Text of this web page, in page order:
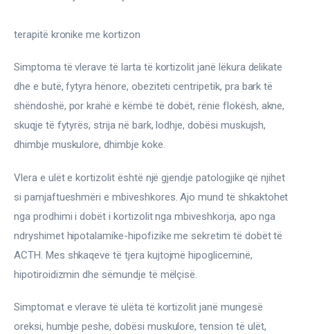
terapitë kronike me kortizon
Simptoma të vlerave të larta të kortizolit janë lëkura delikate
dhe e butë, fytyra hënore, obeziteti centripetik, pra bark të
shëndoshë, por krahë e këmbë të dobët, rënie flokësh, akne,
skuqje të fytyrës, strija në bark, lodhje, dobësi muskujsh,
dhimbje muskulore, dhimbje koke.
Vlera e ulët e kortizolit është një gjendje patologjike që njihet
si pamjaftueshmëri e mbiveshkores. Ajo mund të shkaktohet
nga prodhimi i dobët i kortizolit nga mbiveshkorja, apo nga
ndryshimet hipotalamike-hipofizike me sekretim të dobët të
ACTH. Mes shkaqeve të tjera kujtojmë hipogliceminë,
hipotiroidizmin dhe sëmundje të mëlçisë.
Simptomat e vlerave të ulëta të kortizolit janë mungesë
oreksi, humbje peshe, dobësi muskulore, tension të ulët,